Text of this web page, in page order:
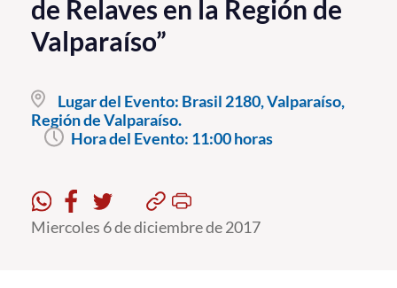
Admisión
Pregrado
Postgrado
Estudiantes
de Relaves en la Región de
Valparaíso”
Lugar del Evento: Brasil 2180, Valparaíso,
Región de Valparaíso.
Hora del Evento: 11:00 horas
Miercoles 6 de diciembre de 2017